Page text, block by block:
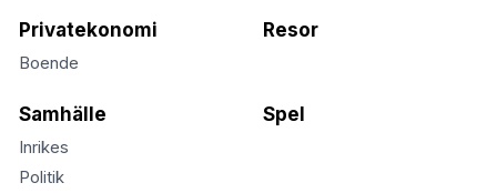
Privatekonomi
Boende
Resor
Samhälle
Inrikes
Politik
Spel